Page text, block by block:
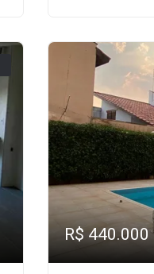
R$ 440.000